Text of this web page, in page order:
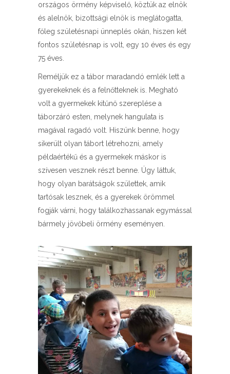
országos örmény képviselő, köztük az elnök
és alelnök, bizottsági elnök is meglátogatta,
főleg születésnapi ünneplés okán, hiszen két
fontos születésnap is volt, egy 10 éves és egy
75 éves.
Reméljük ez a tábor maradandó emlék lett a
gyerekeknek és a felnőtteknek is. Megható
volt a gyermekek kitűnő szereplése a
táborzáró esten, melynek hangulata is
magával ragadó volt. Hiszünk benne, hogy
sikerült olyan tábort létrehozni, amely
példaértékű és a gyermekek máskor is
szívesen vesznek részt benne. Úgy láttuk,
hogy olyan barátságok születtek, amik
tartósak lesznek, és a gyerekek örömmel
fogják várni, hogy találkozhassanak egymással
bármely jövőbeli örmény eseményen.